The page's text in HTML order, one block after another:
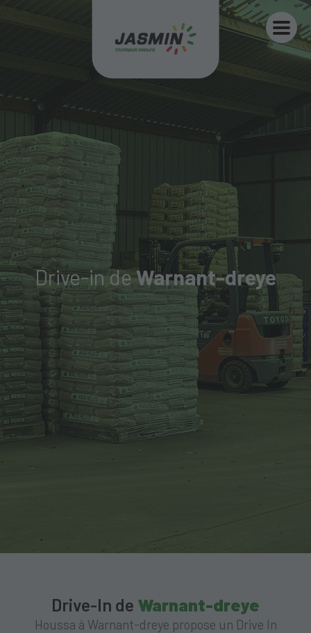
Drive-in deWarnant-dreye
Drive-In de Warnant-dreye
Houssa à Warnant-dreye propose un Drive In